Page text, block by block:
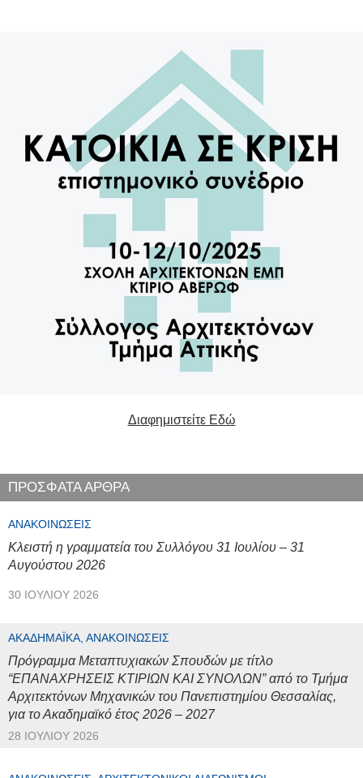
Διαφημιστείτε Εδώ
ΠΡΟΣΦΑΤΑ ΑΡΘΡΑ
ΑΝΑΚΟΙΝΏΣΕΙΣ
Κλειστή η γραμματεία του Συλλόγου 31 Ιουλίου – 31
Αυγούστου 2026
30 ΙΟΥΛΊΟΥ 2026
ΑΚΑΔΗΜΑΪΚΆ, ΑΝΑΚΟΙΝΏΣΕΙΣ
Πρόγραμμα Μεταπτυχιακών Σπουδών με τίτλο
“ΕΠΑΝΑΧΡΗΣΕΙΣ ΚΤΙΡΙΩΝ ΚΑΙ ΣΥΝΟΛΩΝ” από το Τμήμα
Αρχιτεκτόνων Μηχανικών του Πανεπιστημίου Θεσσαλίας,
για το Ακαδημαϊκό έτος 2026 – 2027
28 ΙΟΥΛΊΟΥ 2026